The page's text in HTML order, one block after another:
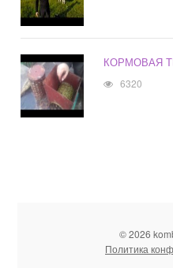
КОРМОВАЯ
6320
© 2026
Политика